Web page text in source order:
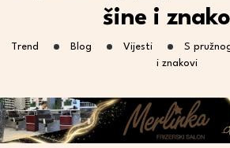
šine i
Trend Blog Vijesti
S
i znakovi